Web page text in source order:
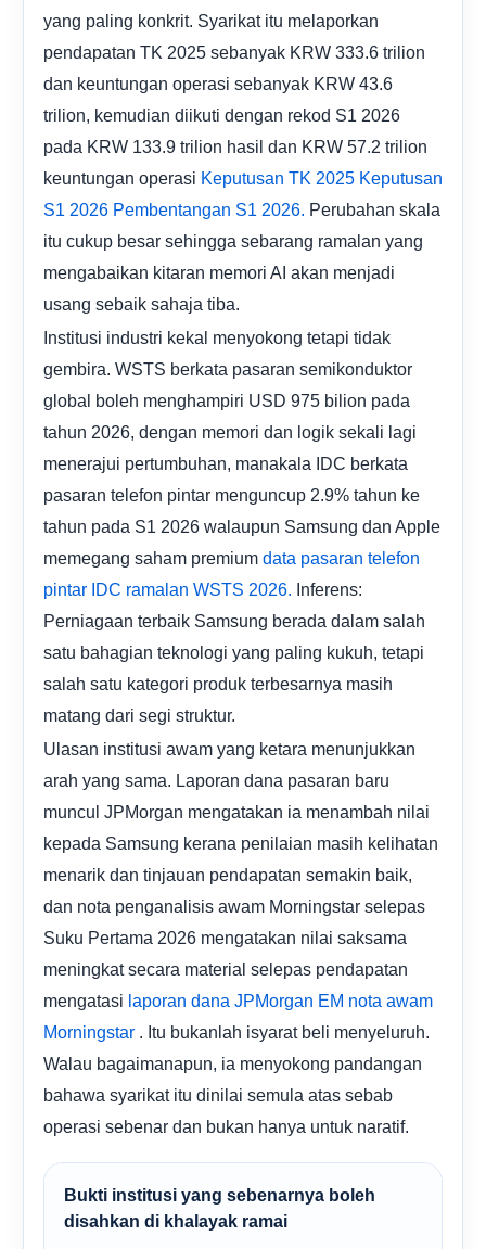
yang paling konkrit. Syarikat itu melaporkan
pendapatan TK 2025 sebanyak KRW 333.6 trilion
dan keuntungan operasi sebanyak KRW 43.6
trilion, kemudian diikuti dengan rekod S1 2026
pada KRW 133.9 trilion hasil dan KRW 57.2 trilion
keuntungan operasi Keputusan TK 2025 Keputusan
S1 2026 Pembentangan S1 2026. Perubahan skala
itu cukup besar sehingga sebarang ramalan yang
mengabaikan kitaran memori AI akan menjadi
usang sebaik sahaja tiba.
Institusi industri kekal menyokong tetapi tidak
gembira. WSTS berkata pasaran semikonduktor
global boleh menghampiri USD 975 bilion pada
tahun 2026, dengan memori dan logik sekali lagi
menerajui pertumbuhan, manakala IDC berkata
pasaran telefon pintar menguncup 2.9% tahun ke
tahun pada S1 2026 walaupun Samsung dan Apple
memegang saham premium data pasaran telefon
pintar IDC ramalan WSTS 2026. Inferens:
Perniagaan terbaik Samsung berada dalam salah
satu bahagian teknologi yang paling kukuh, tetapi
salah satu kategori produk terbesarnya masih
matang dari segi struktur.
Ulasan institusi awam yang ketara menunjukkan
arah yang sama. Laporan dana pasaran baru
muncul JPMorgan mengatakan ia menambah nilai
kepada Samsung kerana penilaian masih kelihatan
menarik dan tinjauan pendapatan semakin baik,
dan nota penganalisis awam Morningstar selepas
Suku Pertama 2026 mengatakan nilai saksama
meningkat secara material selepas pendapatan
mengatasi laporan dana JPMorgan EM nota awam
Morningstar . Itu bukanlah isyarat beli menyeluruh.
Walau bagaimanapun, ia menyokong pandangan
bahawa syarikat itu dinilai semula atas sebab
operasi sebenar dan bukan hanya untuk naratif.
Bukti institusi yang sebenarnya boleh
disahkan di khalayak ramai